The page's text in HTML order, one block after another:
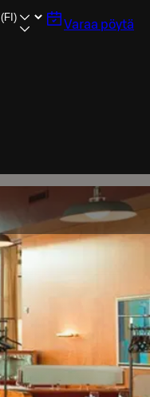
Varaa pöytä